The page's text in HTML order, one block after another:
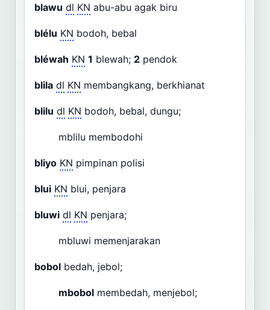
blawu dl KN abu-abu agak biru
blélu KN bodoh, bebal
bléwah KN 1 blewah; 2 pendok
blila dl KN membangkang, berkhianat
blilu dl KN bodoh, bebal, dungu;
mblilu membodohi
bliyo KN pimpinan polisi
blui KN blui, penjara
bluwi dl KN penjara;
mbluwi memenjarakan
bobol bedah, jebol;
mbobol membedah, menjebol;